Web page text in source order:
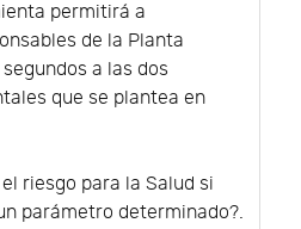
permitirá a
de la Planta
a las dos
que se plantea en
riesgo para la Salud si
parámetro determinado?.